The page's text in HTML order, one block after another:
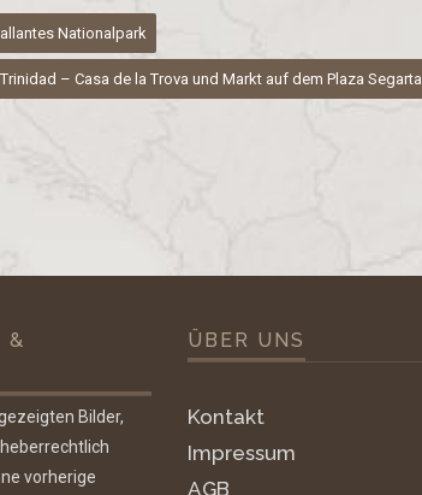
Nationalpark
– Casa de la Trova und Markt auf dem Plaza Segarta
&
Bilder,
vorherige
ÜBER UNS
Kontakt
Impressum
AGB